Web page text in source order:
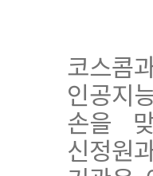
코스콤
인공지
손을
신정